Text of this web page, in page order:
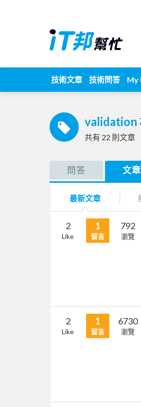
技術文章 技術問答 My
validation
共有 22 則文章
問答 文章
最新文章
2
Like
1
留言
792
瀏覽
2
Like
1
留言
6730
瀏覽